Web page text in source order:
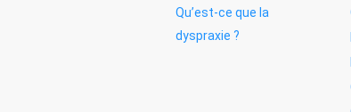
Qu’est-ce que la
dyspraxie ?